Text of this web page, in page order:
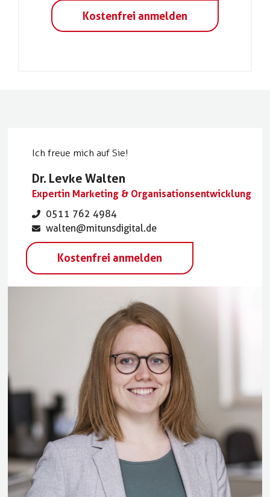
Kostenfrei anmelden
Ich freue mich auf Sie!
Dr. Levke Walten
Expertin Marketing & Organisationsentwicklung
0511 762 4984
walten@mitunsdigital.de
Kostenfrei anmelden